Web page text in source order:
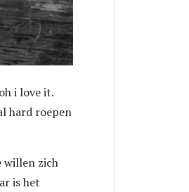
i love it.
hard roepen
willen zich
is het